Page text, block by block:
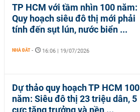
TP HCM với tầm nhìn 100 năm:
Quy hoạch siêu đô thị mới phải
tính đến sụt lún, nước biển ...
NHÀ ĐẤT - 16:06 | 19/07/2026
Dự thảo quy hoạch TP HCM 100
năm: Siêu đô thị 23 triệu dân, 5
cực tăng trưởng và nền ...